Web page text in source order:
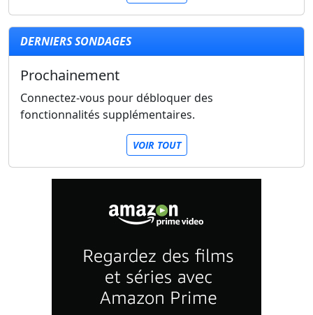
DERNIERS SONDAGES
Prochainement
Connectez-vous pour débloquer des
fonctionnalités supplémentaires.
VOIR TOUT